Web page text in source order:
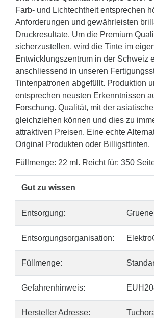
Farb- und Lichtechtheit entsprechen
Anforderungen und gewährleisten
Druckresultate. Um die Premium
sicherzustellen, wird die Tinte im
Entwicklungszentrum in der Schweiz
anschliessend in unseren
Tintenpatronen abgefüllt. Produktion
entsprechen neusten Erkenntnissen
Forschung. Qualität, mit der
gleichziehen können und dies zu
attraktiven Preisen. Eine echte
Original Produkten oder Billigsttinten.
Füllmenge: 22 ml. Reicht für: 350
Gut zu wissen
Entsorgung:
Entsorgungsorganisation:
Füllmenge:
Gefahrenhinweis:
Hersteller Adresse: